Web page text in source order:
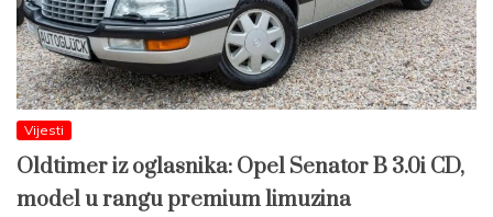
Vijesti
Oldtimer iz oglasnika: Opel Senator B 3.0i CD,
model u rangu premium limuzina